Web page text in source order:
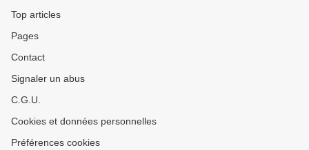
Top articles
Pages
Contact
Signaler un abus
C.G.U.
Cookies et données personnelles
Préférences cookies